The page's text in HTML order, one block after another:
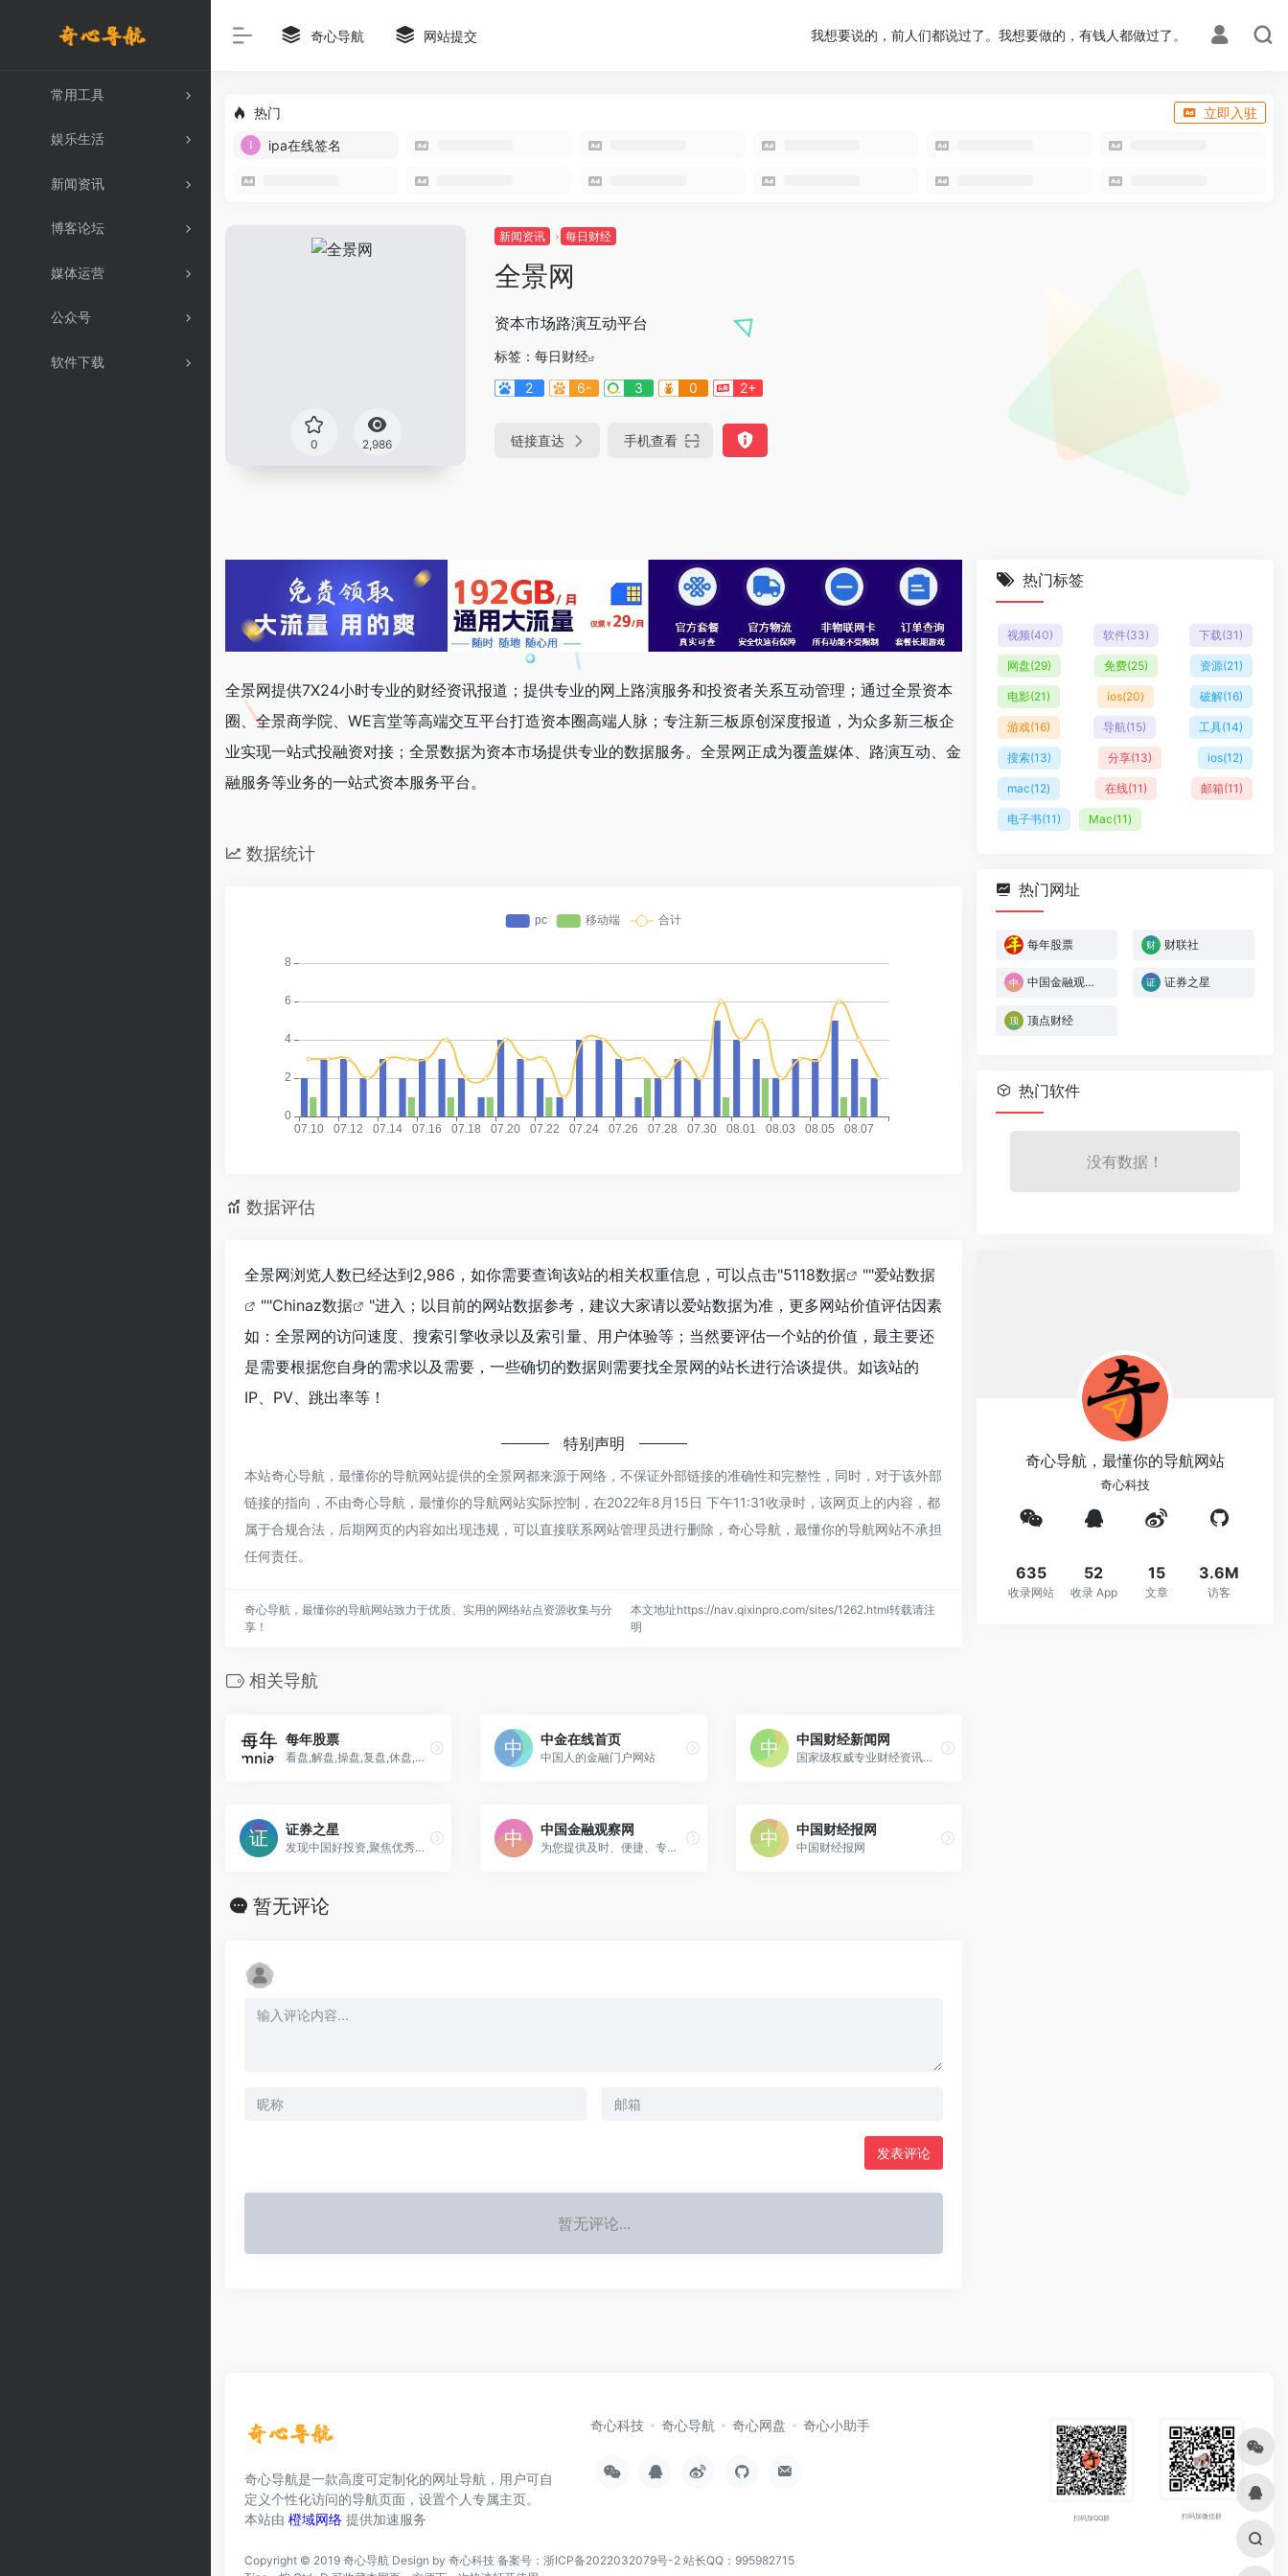
常用工具
娱乐生活
新闻资讯
博客论坛
媒体运营
公众号
软件下载
奇心导航 网站提交 我想要说的，前人们都说过了。我想要做的，有钱人都做过了。
热门
立即入驻
ipa在线签名
0 2,986
新闻资讯 每日财经
全景网
资本市场路演互动平台
标签： 每日财经
2
6- 3 0 2+
链接直达 手机查看
全景网提供7X24小时专业的财经资讯报道；提供专业的网上路演服务和投资者关系互动管理；通过全景资本
圈、全景商学院、WE言堂等高端交互平台打造资本圈高端人脉；专注新三板原创深度报道，为众多新三板企
业实现一站式投融资对接；全景数据为资本市场提供专业的数据服务。全景网正成为覆盖媒体、路演互动、金
融服务等业务的一站式资本服务平台。
数据统计
数据评估
全景网浏览人数已经达到2,986，如你需要查询该站的相关权重信息，可以点击"5118数据 ""爱站数据
""Chinaz数据
"进入；以目前的网站数据参考，建议大家请以爱站数据为准，更多网站价值评估因素
如：全景网的访问速度、搜索引擎收录以及索引量、用户体验等；当然要评估一个站的价值，最主要还
是需要根据您自身的需求以及需要，一些确切的数据则需要找全景网的站长进行洽谈提供。如该站的
IP、PV、跳出率等！
特别声明
本站奇心导航，最懂你的导航网站提供的全景网都来源于网络，不保证外部链接的准确性和完整性，同时，对于该外部
链接的指向，不由奇心导航，最懂你的导航网站实际控制，在2022年8月15日 下午11:31收录时，该网页上的内容，都
属于合规合法，后期网页的内容如出现违规，可以直接联系网站管理员进行删除，奇心导航，最懂你的导航网站不承担
任何责任。
奇心导航，最懂你的导航网站致力于优质、实用的网络站点资源收集与分
享！
本文地址https://nav.qixinpro.com/sites/1262.html转载请注
明
相关导航
每年股票
看盘,解盘,操盘,复盘,休盘,分时盘面,k线均线,波段操作,趋势理论,交易系统,每年行情,每年收益
中金在线首页
中国人的金融门户网站
中国财经新闻网
国家级权威专业财经资讯门户网站
证券之星
发现中国好投资,聚焦优秀投资人
中国金融观察网
为您提供及时、便捷、专业的信息服务
中国财经报网
中国财经报网
暂无评论
发表评论
暂无评论...
热门标签
视频(40) 软件(33) 下载(31)
网盘(29) 免费(25) 资源(21)
电影(21) ios(20) 破解(16)
游戏(16) 导航(15) 工具(14)
搜索(13) 分享(13) ios(12)
mac(12) 在线(11) 邮箱(11)
电子书(11) Mac(11)
热门网址
每年股票 财联社
中国金融观察网 证券之星
顶点财经
热门软件
没有数据！
奇心导航，最懂你的导航网站
奇心科技
635
收录网站
52
收录 App
15
文章
3.6M
访客
奇心导航是一款高度可定制化的网址导航，用户可自
定义个性化访问的导航页面，设置个人专属主页。
本站由 橙域网络 提供加速服务
奇心科技 奇心导航 奇心网盘 奇心小助手
扫码加QQ群 扫码加微信群
Copyright © 2019 奇心导航 Design by 奇心科技 备案号：浙ICP备2022032079号-2 站长QQ：995982715